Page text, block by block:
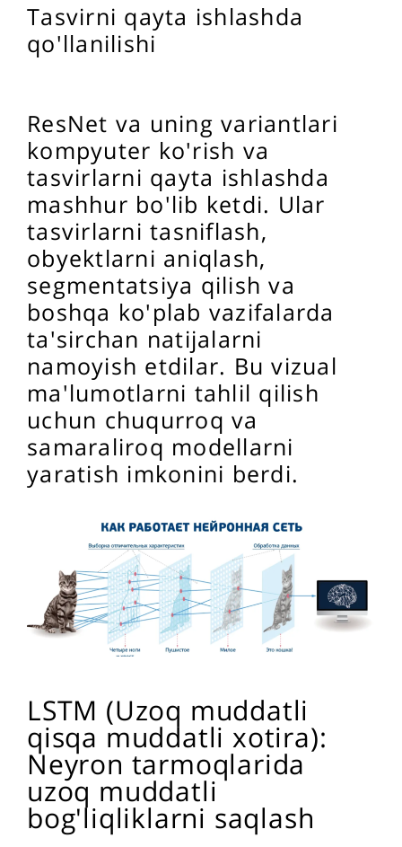
Tasvirni qayta ishlashda
qo'llanilishi
ResNet va uning variantlari
kompyuter ko'rish va
tasvirlarni qayta ishlashda
mashhur bo'lib ketdi. Ular
tasvirlarni tasniflash,
obyektlarni aniqlash,
segmentatsiya qilish va
boshqa ko'plab vazifalarda
ta'sirchan natijalarni
namoyish etdilar. Bu vizual
ma'lumotlarni tahlil qilish
uchun chuqurroq va
samaraliroq modellarni
yaratish imkonini berdi.
LSTM (Uzoq muddatli
qisqa muddatli xotira):
Neyron tarmoqlarida
uzoq muddatli
bog'liqliklarni saqlash